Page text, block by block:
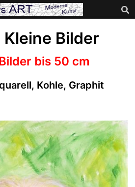
Kleine Bilder
bis 50 cm
Kohle, Graphit